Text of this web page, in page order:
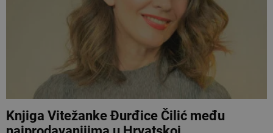
Knjiga Vitežanke Đurđice Čilić među